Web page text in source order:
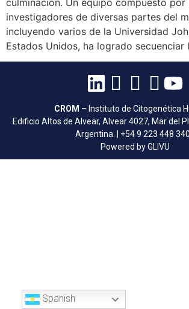
investigadores de diversas partes del
incluyendo varios de la Universidad
Estados Unidos, ha logrado
CROM – Instituto de Citogenética
Edificio Altos de Alvear, Alvear 4027, Mar del
Argentina. | +54 9 223 448
Powered by GLIVU
Spanish